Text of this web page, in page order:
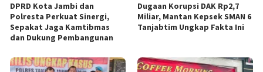
DPRD Kota Jambi dan
Polresta Perkuat Sinergi,
Sepakat Jaga Kamtibmas
dan Dukung Pembangunan
Dugaan Korupsi DAK Rp2,7
Miliar, Mantan Kepsek SMAN 6
Tanjabtim Ungkap Fakta Ini